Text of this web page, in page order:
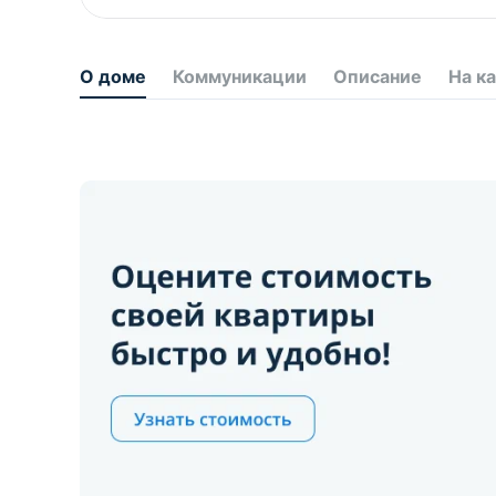
О доме Коммуникации Описание На